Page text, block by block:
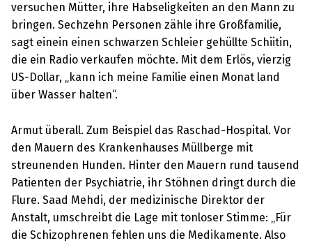
versuchen Mütter, ihre Habseligkeiten an den Mann zu
bringen. Sechzehn Personen zähle ihre Großfamilie,
sagt einein einen schwarzen Schleier gehüllte Schiitin,
die ein Radio verkaufen möchte. Mit dem Erlös, vierzig
US-Dollar, „kann ich meine Familie einen Monat land
über Wasser halten“.
Armut überall. Zum Beispiel das Raschad-Hospital. Vor
den Mauern des Krankenhauses Müllberge mit
streunenden Hunden. Hinter den Mauern rund tausend
Patienten der Psychiatrie, ihr Stöhnen dringt durch die
Flure. Saad Mehdi, der medizinische Direktor der
Anstalt, umschreibt die Lage mit tonloser Stimme: „Für
die Schizophrenen fehlen uns die Medikamente. Also